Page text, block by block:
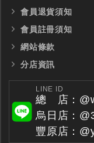
全鎢鋼銑刀
台製WEENIX四刃
會員退貨須知
會員註冊須知
網站條款
分店資訊
LINE ID
總 店：
烏日店：
豐原店：